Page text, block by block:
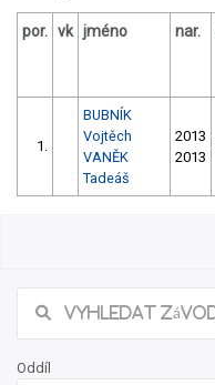
por. vk jméno nar.
1.
BUBNÍK
Vojtěch
VANĚK
Tadeáš
2013
2013
Oddíl